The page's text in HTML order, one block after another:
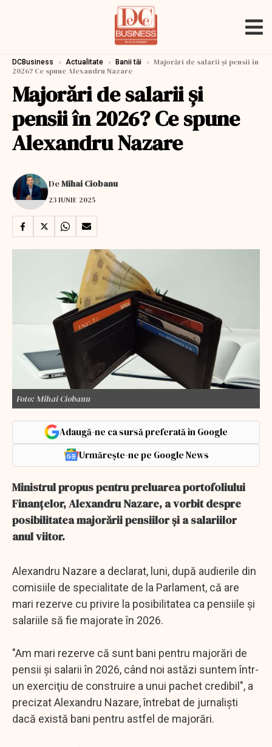
DCBusiness › Actualitate › Banii tăi › Majorări de salarii şi pensii în
2026? Ce spune Alexandru Nazare
Majorări de salarii şi
pensii în 2026? Ce spune
Alexandru Nazare
DeMihai Ciobanu
23 IUNIE 2025
Foto: Mihai Ciobanu
Adaugă-ne ca sursă preferată în Google
Urmărește-ne pe Google News
Ministrul propus pentru preluarea portofoliului
Finanţelor, Alexandru Nazare, a vorbit despre
posibilitatea majorării pensiilor şi a salariilor
anul viitor.
Alexandru Nazare a declarat, luni, după audierile din
comisiile de specialitate de la Parlament, că are
mari rezerve cu privire la posibilitatea ca pensiile şi
salariile să fie majorate în 2026.
"Am mari rezerve că sunt bani pentru majorări de
pensii şi salarii în 2026, când noi astăzi suntem într-
un exerciţiu de construire a unui pachet credibil", a
precizat Alexandru Nazare, întrebat de jurnalişti
dacă există bani pentru astfel de majorări.